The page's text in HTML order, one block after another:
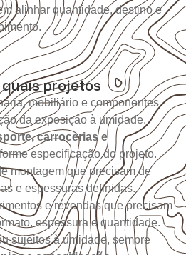
alinhar quantidade, destino e
projetos
mobiliário e componentes
da exposição à umidade.
carrocerias e
especificação do projeto.
montagem que precisam de
e espessuras definidas.
e revendas que precisam
espessura e quantidade.
sujeitos à umidade, sempre